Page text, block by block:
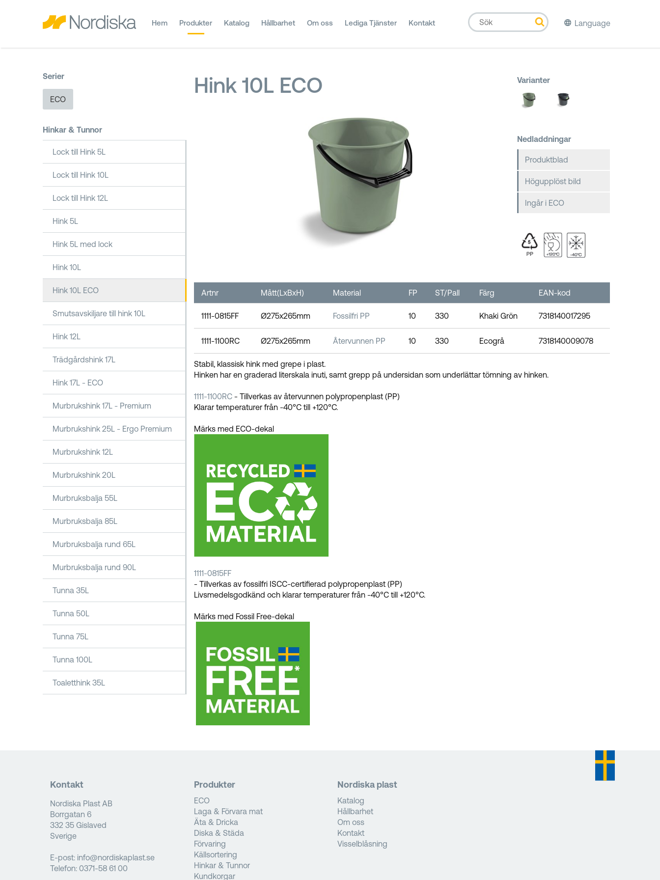
Hem Produkter Katalog Hållbarhet Om oss Lediga Tjänster Kontakt Language
Serier
ECO
Hinkar & Tunnor
Lock till Hink 5L
Lock till Hink 10L
Lock till Hink 12L
Hink 5L
Hink 5L med lock
Hink 10L
Hink 10L ECO
Smutsavskiljare till hink 10L
Hink 12L
Trädgårdshink 17L
Hink 17L - ECO
Murbrukshink 17L - Premium
Murbrukshink 25L - Ergo Premium
Murbrukshink 12L
Murbrukshink 20L
Murbruksbalja 55L
Murbruksbalja 85L
Murbruksbalja rund 65L
Murbruksbalja rund 90L
Tunna 35L
Tunna 50L
Tunna 75L
Tunna 100L
Toaletthink 35L
Hink 10L ECO Varianter
Nedladdningar
Produktblad
Högupplöst bild
Ingår i ECO
Artnr Mått(LxBxH) Material FP ST/Pall Färg EAN-kod
1111-0815FF Ø275x265mm Fossilfri PP 10 330 Khaki Grön 7318140017295
1111-1100RC Ø275x265mm Återvunnen PP 10 330 Ecogrå 7318140009078
Stabil, klassisk hink med grepe i plast.
Hinken har en graderad literskala inuti, samt grepp på undersidan som underlättar tömning av hinken.
1111-1100RC- Tillverkas av återvunnen polypropenplast (PP)
Klarar temperaturer från -40°C till +120°C.
Märks med ECO-dekal
1111-0815FF
- Tillverkas av fossilfri ISCC-certifierad polypropenplast (PP)
Livsmedelsgodkänd och klarar temperaturer från -40°C till +120°C.
Märks med Fossil Free-dekal
Kontakt
Nordiska Plast AB
Borrgatan 6
332 35 Gislaved
Sverige
E-post: info@nordiskaplast.se
Telefon: 0371-58 61 00
Produkter
ECO
Laga & Förvara mat
Äta & Dricka
Diska & Städa
Förvaring
Källsortering
Hinkar & Tunnor
Kundkorgar
Nordiska plast
Katalog
Hållbarhet
Om oss
Kontakt
Visselblåsning